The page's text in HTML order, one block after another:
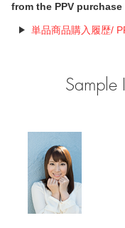
from the PPV
単品商品購入履歴/